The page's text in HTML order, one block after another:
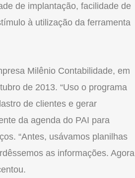
de implantação, facilidade de
à utilização da ferramenta
Milênio Contabilidade, em
de 2013. “Uso o programa
de clientes e gerar
da agenda do PAI para
“Antes, usávamos planilhas
as informações. Agora